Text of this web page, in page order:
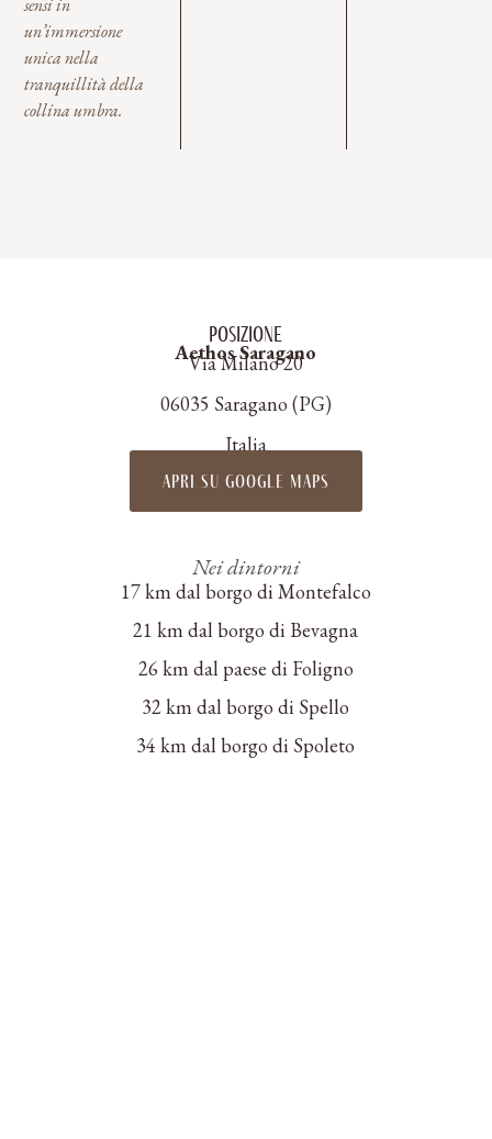
sensi in
un’immersione
unica nella
tranquillità della
collina umbra.
Posizione
Aethos Saragano
Via Milano 20
06035 Saragano (PG)
Italia
apri su google maps
Nei dintorni
17 km dal borgo di Montefalco
21 km dal borgo di Bevagna
26 km dal paese di Foligno
32 km dal borgo di Spello
34 km dal borgo di Spoleto